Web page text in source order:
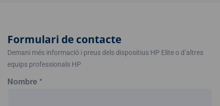
Formulari de contacte
Demani més informació i preus dels dispositius HP Elite o d’altres
equips professionals HP
Nombre *